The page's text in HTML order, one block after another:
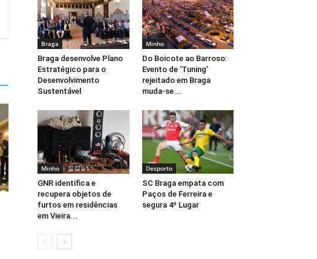
Braga
Braga desenvolve Plano
Estratégico para o
Desenvolvimento
Sustentável
Minho
Do Boicote ao Barroso:
Evento de ‘Tuning’
rejeitado em Braga
muda-se...
Minho
GNR identifica e
recupera objetos de
furtos em residências
em Vieira...
Desporto
SC Braga empata com
Paços de Ferreira e
segura 4º Lugar